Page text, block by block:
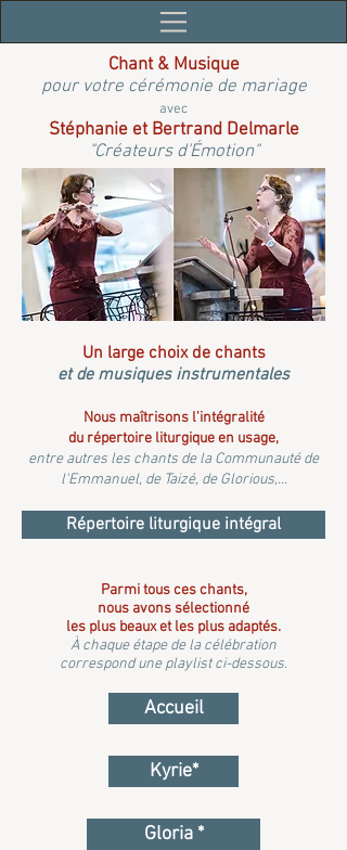
Chant & Musique
pour votre cérémonie de mariage
avec
Stéphanie et Bertrand Delmarle
"Créateurs d'Émotion"
Un large choix de chants
et de musiques instrumentales
Nous maîtrisons l'intégralité
du répertoire liturgique en usage,
entre autres les chants de la Communauté de
l'Emmanuel, de Taizé, de Glorious,...
Répertoire liturgique intégral
Parmi tous ces chants,
nous avons sélectionné
les plus beaux et les plus adaptés.
À chaque étape de la célébration
correspond une playlist ci-dessous.
Accueil
Kyrie*
Gloria *